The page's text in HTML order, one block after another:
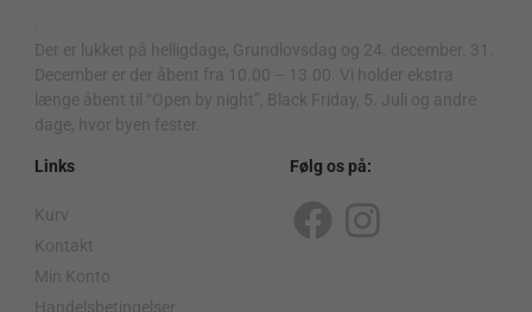
Der er lukket på helligdage, Grundlovsdag og 24. december. 31.
December er der åbent fra 10.00 – 13.00. Vi holder ekstra
længe åbent til “Open by night”, Black Friday, 5. Juli og andre
dage, hvor byen fester.
Links
Kurv
Kontakt
Min Konto
Handelsbetingelser
Følg os på:
F
I